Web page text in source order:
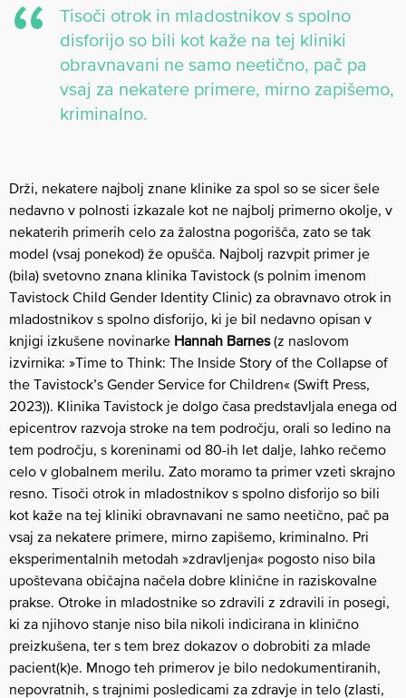
Tisoči otrok in mladostnikov s spolno
disforijo so bili kot kaže na tej kliniki
obravnavani ne samo neetično, pač pa
vsaj za nekatere primere, mirno zapišemo,
kriminalno.
Drži, nekatere najbolj znane klinike za spol so se sicer šele
nedavno v polnosti izkazale kot ne najbolj primerno okolje, v
nekaterih primerih celo za žalostna pogorišča, zato se tak
model (vsaj ponekod) že opušča. Najbolj razvpit primer je
(bila) svetovno znana klinika Tavistock (s polnim imenom
Tavistock Child Gender Identity Clinic) za obravnavo otrok in
mladostnikov s spolno disforijo, ki je bil nedavno opisan v
knjigi izkušene novinarke Hannah Barnes(z naslovom
izvirnika: »Time to Think: The Inside Story of the Collapse of
the Tavistock’s Gender Service for Children« (Swift Press,
2023)). Klinika Tavistock je dolgo časa predstavljala enega od
epicentrov razvoja stroke na tem področju, orali so ledino na
tem področju, s koreninami od 80-ih let dalje, lahko rečemo
celo v globalnem merilu. Zato moramo ta primer vzeti skrajno
resno. Tisoči otrok in mladostnikov s spolno disforijo so bili
kot kaže na tej kliniki obravnavani ne samo neetično, pač pa
vsaj za nekatere primere, mirno zapišemo, kriminalno. Pri
eksperimentalnih metodah »zdravljenja« pogosto niso bila
upoštevana običajna načela dobre klinične in raziskovalne
prakse. Otroke in mladostnike so zdravili z zdravili in posegi,
ki za njihovo stanje niso bila nikoli indicirana in klinično
preizkušena, ter s tem brez dokazov o dobrobiti za mlade
pacient(k)e. Mnogo teh primerov je bilo nedokumentiranih,
nepovratnih, s trajnimi posledicami za zdravje in telo (zlasti,